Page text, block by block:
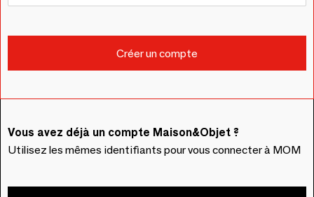
Vous avez déjà un compte Maison&Objet ?
Utilisez les mêmes identifiants pour vous connecter à MOM